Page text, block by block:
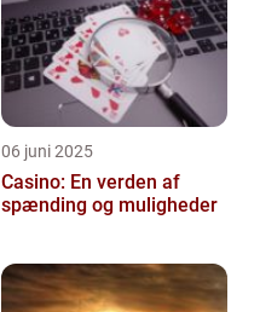
06 juni 2025
Casino: En verden af
spænding og muligheder